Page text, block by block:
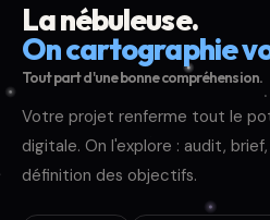
La nébuleuse.
On cartographie
Tout part d'une bonne compréhension.
Votre projet renferme tout le
digitale. On l'explore : audit,
définition des objectifs.